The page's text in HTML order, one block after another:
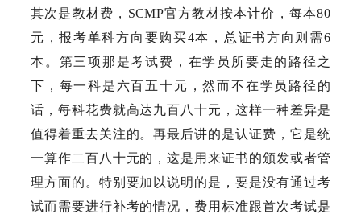
其次是教材费，SCMP官方教材按本计价，每本80
元，报考单科方向要购买4本，总证书方向则需6
本。第三项那是考试费，在学员所要走的路径之
下，每一科是六百五十元，然而不在学员路径的
话，每科花费就高达九百八十元，这样一种差异是
值得着重去关注的。再最后讲的是认证费，它是统
一算作二百八十元的，这是用来证书的颁发或者管
理方面的。特别要加以说明的是，要是没有通过考
试而需要进行补考的情况，费用标准跟首次考试是